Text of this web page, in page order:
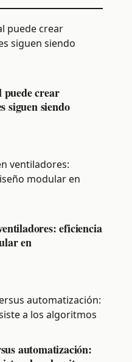
crear
siguen siendo
eficiencia
en
automatización: